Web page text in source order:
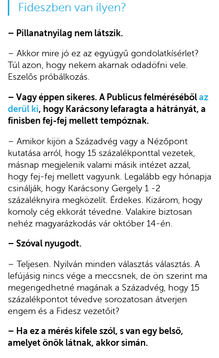
Fideszben van ilyen?
– Pillanatnyilag nem látszik.
– Akkor mire jó ez az együgyű gondolatkísérlet?
Túl azon, hogy nekem akarnak odadöfni vele.
Eszelős próbálkozás.
– Vagy éppen sikeres. A Publicus felméréséből az
derül ki, hogy Karácsony lefaragta a hátrányát, a
finisben fej-fej mellett tempóznak.
– Amikor kijön a Századvég vagy a Nézőpont
kutatása arról, hogy 15 százalékponttal vezetek,
másnap megjelenik valami másik intézet azzal,
hogy fej-fej mellett vagyunk. Legalább egy hónapja
csinálják, hogy Karácsony Gergely 1 -2
százaléknyira megközelít. Érdekes. Kizárom, hogy
komoly cég ekkorát tévedne. Valakire biztosan
nehéz magyarázkodás vár október 14-én.
– Szóval nyugodt.
– Teljesen. Nyilván minden választás választás. A
lefújásig nincs vége a meccsnek, de ön szerint ma
megengedhetné magának a Századvég, hogy 15
százalékpontot tévedve sorozatosan átverjen
engem és a Fidesz vezetőit?
– Ha ez a mérés kifele szól, s van egy belső,
amelyet önök látnak, akkor simán.